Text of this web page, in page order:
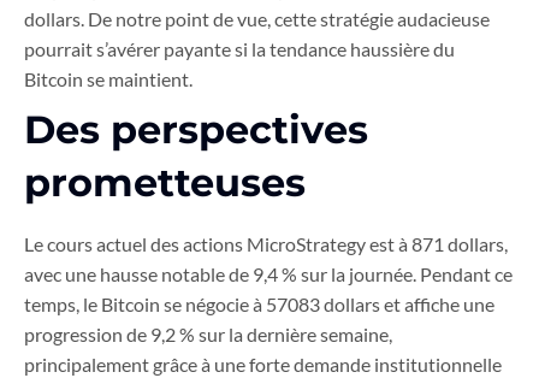
dollars. De notre point de vue, cette stratégie audacieuse
pourrait s’avérer payante si la tendance haussière du
Bitcoin se maintient.
Des perspectives
prometteuses
Le cours actuel des actions MicroStrategy est à 871 dollars,
avec une hausse notable de 9,4 % sur la journée. Pendant ce
temps, le Bitcoin se négocie à 57083 dollars et affiche une
progression de 9,2 % sur la dernière semaine,
principalement grâce à une forte demande institutionnelle